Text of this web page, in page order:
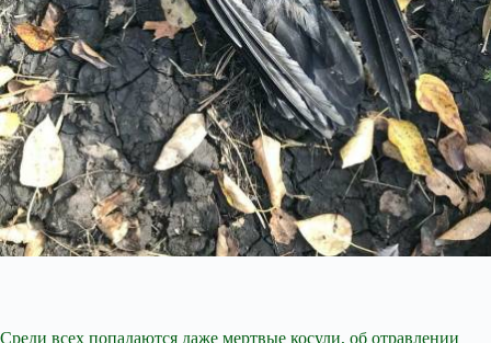
Среди всех попадаются даже мертвые косули, об отравлении